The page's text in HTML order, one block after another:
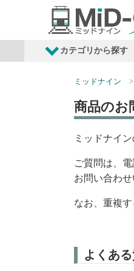
カテゴリから探す
発売予定商品
ミッドナイン
商品のお
ミッドナイ
ご質問は、
お問い合わ
なお、重複
よくあ